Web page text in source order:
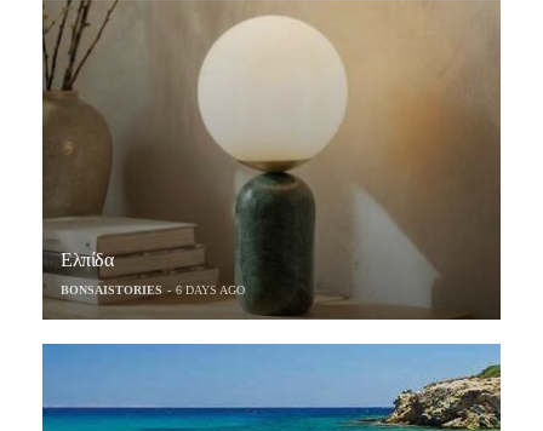
Ελπίδα
BONSAISTORIES 6 DAYS AGO